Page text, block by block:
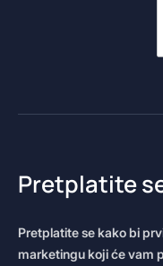
Pretplatite
Pretplatite se kako bi
marketingu koji će vam